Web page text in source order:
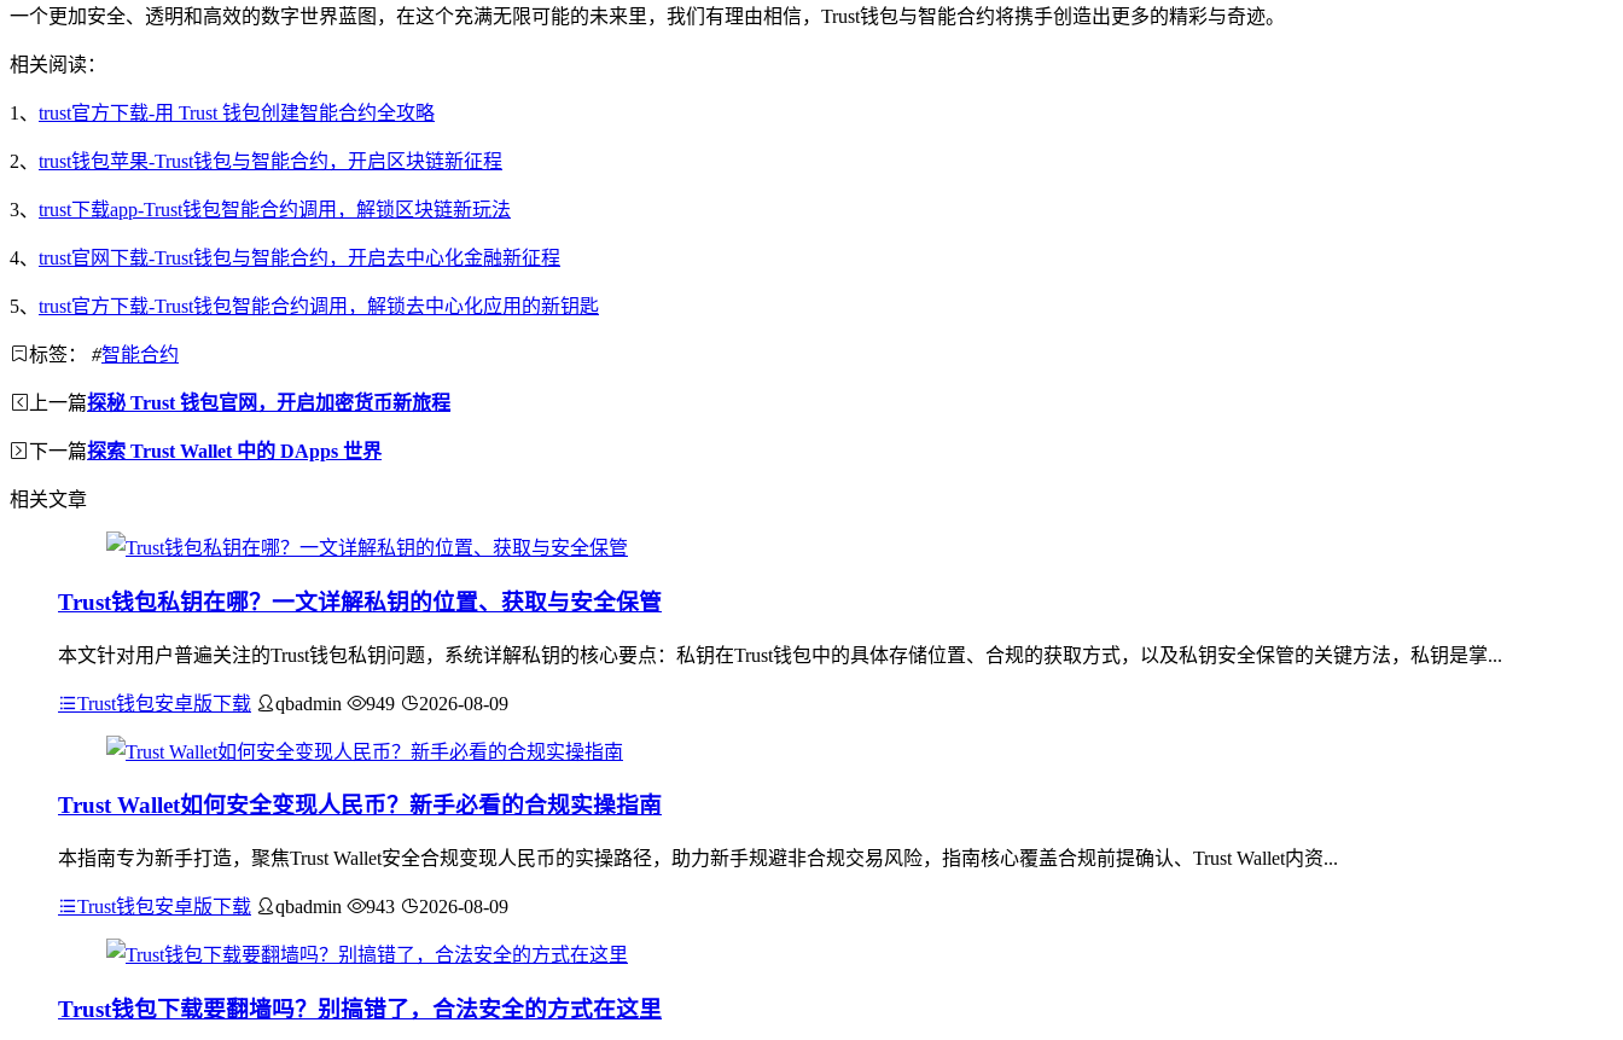
一个更加安全、透明和高效的数字世界蓝图，在这个充满无限可能的未来里，我们有理由相信，Trust钱包与智能合约将携手创造出更多的精彩与奇迹。
相关阅读：
1、 trust官方下载-用 Trust 钱包创建智能合约全攻略
2、 trust钱包苹果-Trust钱包与智能合约，开启区块链新征程
3、 trust下载app-Trust钱包智能合约调用，解锁区块链新玩法
4、 trust官网下载-Trust钱包与智能合约，开启去中心化金融新征程
5、 trust官方下载-Trust钱包智能合约调用，解锁去中心化应用的新钥匙
标签： #智能合约
上一篇探秘 Trust 钱包官网，开启加密货币新旅程
下一篇探索 Trust Wallet 中的 DApps 世界
相关文章
Trust钱包私钥在哪？一文详解私钥的位置、获取与安全保管
本文针对用户普遍关注的Trust钱包私钥问题，系统详解私钥的核心要点：私钥在Trust钱包中的具体存储位置、合规的获取方式，以及私钥安全保管的关键方法，私钥是掌...
Trust钱包安卓版下载 qbadmin 949 2026-08-09
Trust Wallet如何安全变现人民币？新手必看的合规实操指南
本指南专为新手打造，聚焦Trust Wallet安全合规变现人民币的实操路径，助力新手规避非合规交易风险，指南核心覆盖合规前提确认、Trust Wallet内资...
Trust钱包安卓版下载 qbadmin 943 2026-08-09
Trust钱包下载要翻墙吗？别搞错了，合法安全的方式在这里